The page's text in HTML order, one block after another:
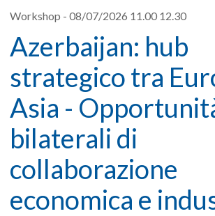
Workshop - 08/07/2026 11.00 12.30
Azerbaijan: hub
strategico tra
Asia -
bilaterali di
collaborazione
economica e